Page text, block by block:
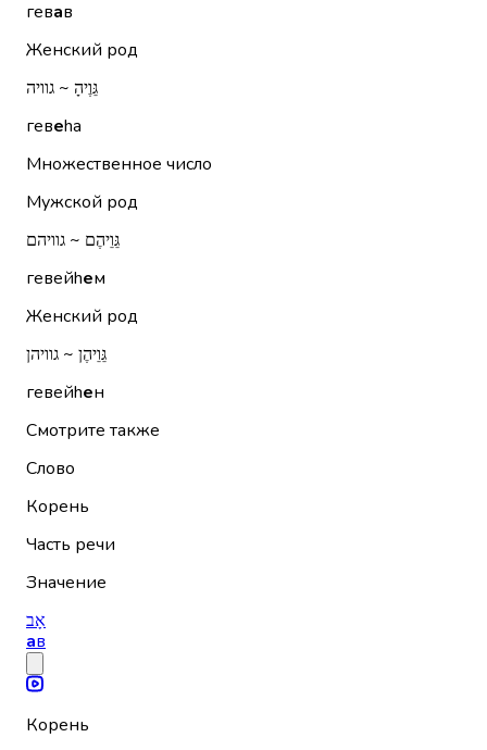
гевав
Женский род
גֵּוֶיהָ ~ גוויה
гевеhа
Множественное число
Мужской род
גֵּוֵיהֶם ~ גוויהם
гевейhем
Женский род
גֵּוֵיהֶן ~ גוויהן
гевейhен
Смотрите также
Слово
Корень
Часть речи
Значение
אָב
ав
Корень